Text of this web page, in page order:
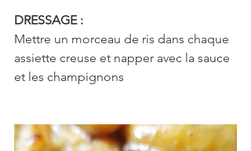
DRESSAGE :
Mettre un morceau de ris dans chaque
assiette creuse et napper avec la sauce
et les champignons